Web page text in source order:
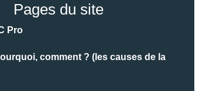
Pages du site
Pro
comment ? (les causes de la